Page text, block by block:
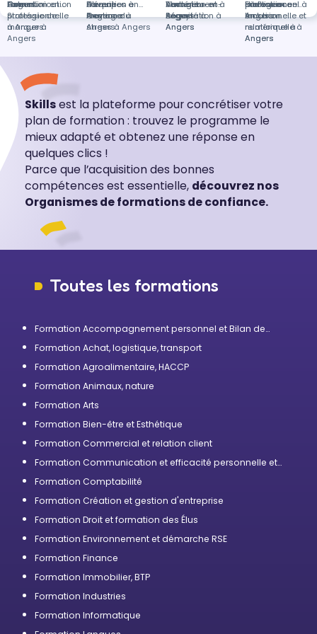
l'Isle
Lamentin
Aix-en-
Provence
Ambérieu-en-
Bugey
distance
Angers
d'équipes à
Angers
changement à
Angers
professionnel à
Angers
Communication
professionnelle
à Angers
Devenir
manager à
Angers
Vente et
négociation à
Angers
Intelligence
émotionnelle et
relationnelle à
Angers
Formation en
Stratégie de
marque à
Angers
Formation en
Gestion du
stress à Angers
Formation en
Sécurité à
Angers
Formation en
Inclusion
numérique à
Angers
Skillsest la plateforme pour concrétiser votre
plan de formation : trouvez le programme le
mieux adapté et obtenez une réponse en
quelques clics !
Parce que l’acquisition des bonnes
compétences est essentielle, découvrez nos
Organismes de formations de confiance.
Toutes les formations
Formation Accompagnement personnel et Bilan de
Formation Achat, logistique, transport
Formation Agroalimentaire, HACCP
Formation Animaux, nature
Formation Arts
Formation Bien-être et Esthétique
Formation Commercial et relation client
Formation Communication et efficacité personnelle et
Formation Comptabilité
Formation Création et gestion d'entreprise
Formation Droit et formation des Élus
Formation Environnement et démarche RSE
Formation Finance
Formation Immobilier, BTP
Formation Industries
Formation Informatique